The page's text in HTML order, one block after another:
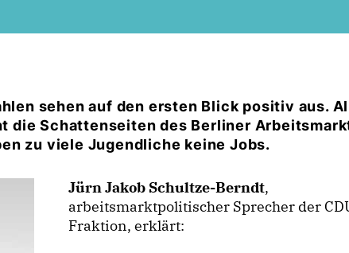
sehen auf den ersten Blick positiv aus.
die Schattenseiten des Berliner
zu viele Jugendliche keine Jobs.
Jürn Jakob Schultze-Berndt,
arbeitsmarktpolitischer Sprecher der
Fraktion, erklärt: